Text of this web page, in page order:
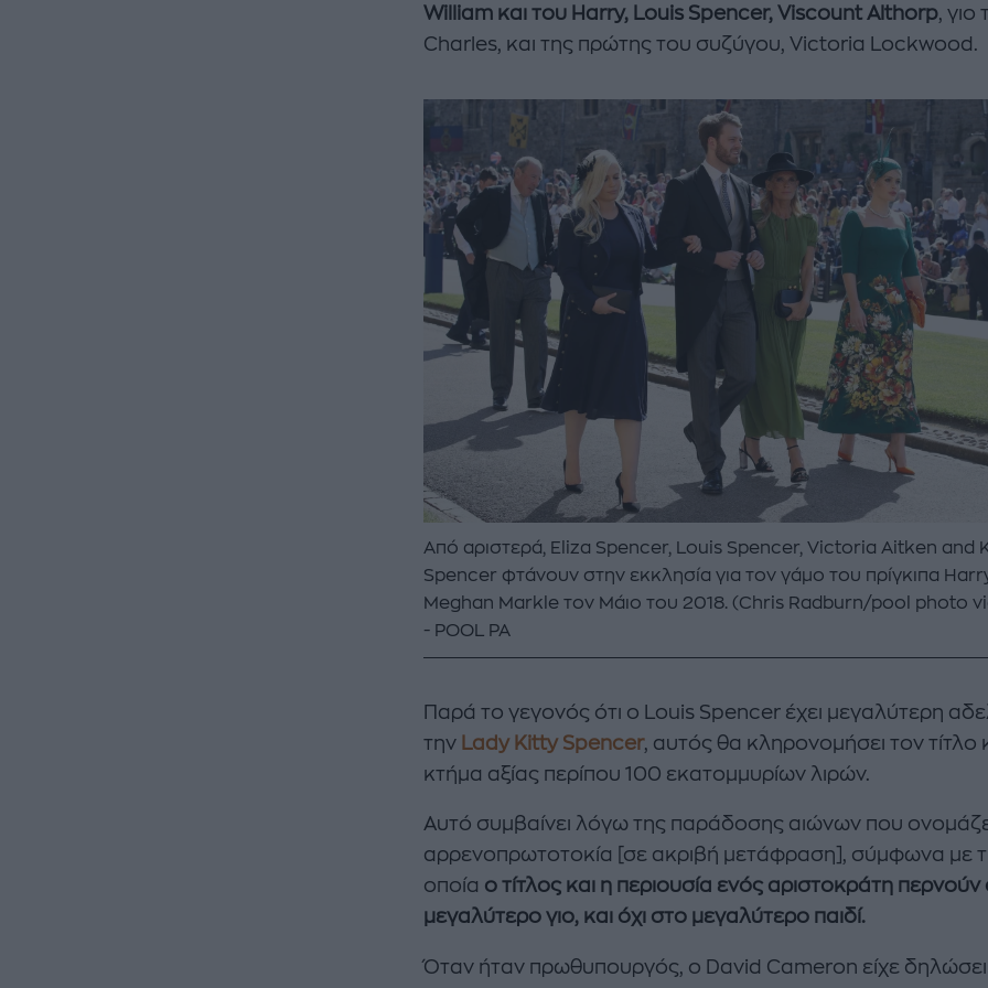
William και του Harry, Louis Spencer, Viscount Althorp, γιο
Charles, και της πρώτης του συζύγου, Victoria Lockwood.
Από αριστερά, Eliza Spencer, Louis Spencer, Victoria Aitken and
Spencer φτάνουν στην εκκλησία για τον γάμο του πρίγκιπα
Meghan Markle τον Μάιο του 2018. (Chris Radburn/pool photo
POOL PA
Παρά το γεγονός ότι ο Louis Spencer έχει μεγαλύτερη
την Lady Kitty Spencer, αυτός θα κληρονομήσει τον τίτλο
κτήμα αξίας περίπου 100 εκατομμυρίων λιρών.
Αυτό συμβαίνει λόγω της παράδοσης αιώνων που
αρρενοπρωτοτοκία [σε ακριβή μετάφραση], σύμφωνα με
οποία ο τίτλος και η περιουσία ενός αριστοκράτη περνούν
μεγαλύτερο γιο, και όχι στο μεγαλύτερο παιδί.
Όταν ήταν πρωθυπουργός, ο David Cameron είχε δηλώσει